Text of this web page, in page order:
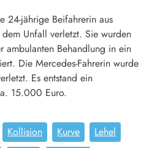
24-jährige Beifahrerin aus
Unfall verletzt. Sie wurden
ambulanten Behandlung in ein
Die Mercedes-Fahrerin wurde
Es entstand ein
15.000 Euro.
Kollision Kurve
Lehel